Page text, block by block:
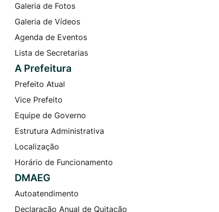
Galeria de Fotos
Galeria de Vídeos
Agenda de Eventos
Lista de Secretarias
A Prefeitura
Prefeito Atual
Vice Prefeito
Equipe de Governo
Estrutura Administrativa
Localização
Horário de Funcionamento
DMAEG
Autoatendimento
Declaração Anual de Quitação